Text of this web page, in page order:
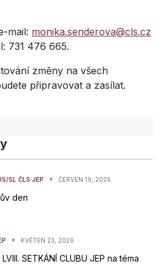
mail: monika.senderova@cls.cz
731 476 665.
změny na všech
připravovat a zasílat.
SL ČLS JEP • ČERVEN 19, 2026
den
• KVĚTEN 23, 2026
SETKÁNÍ CLUBU JEP na téma